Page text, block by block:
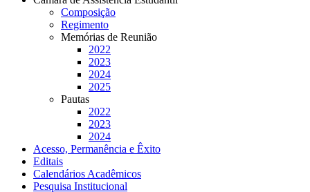
Composição
Regimento
Memórias de Reunião
2022
2023
2024
2025
Pautas
2022
2023
2024
Acesso, Permanência e Êxito
Editais
Calendários Acadêmicos
Pesquisa Institucional